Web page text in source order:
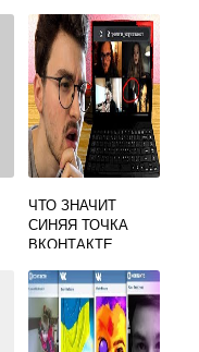
ЧТО ЗНАЧИТ
СИНЯЯ ТОЧКА
ВКОНТАКТЕ